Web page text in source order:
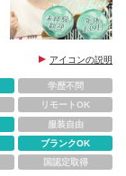
アイコンの説明
学歴不問
リモートOK
服装自由
ブランクOK
国認定取得